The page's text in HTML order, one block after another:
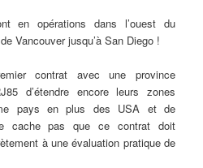
en opérations dans l’ouest du
Vancouver jusqu’à San Diego !
contrat avec une province
d’étendre encore leurs zones
pays en plus des USA et de
cache pas que ce contrat doit
à une évaluation pratique de